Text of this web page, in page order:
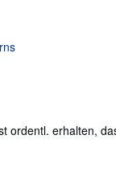
ordentl. erhalten,